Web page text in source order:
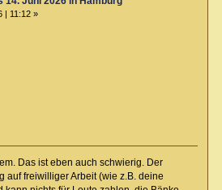
| 11:12 »
Das ist eben auch schwierig. Der
auf freiwilliger Arbeit (wie z.B. deine